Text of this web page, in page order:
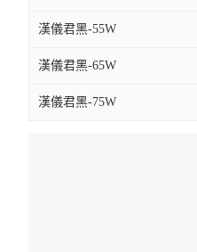
漢儀君黑-55W
漢儀君黑-65W
漢儀君黑-75W